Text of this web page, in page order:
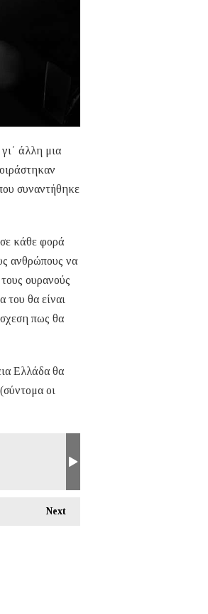
άλλη μια
συναντήθηκε
κάθε φορά
ανθρώπους να
ουρανούς
του θα είναι
πως θα
Ελλάδα θα
οι
Next